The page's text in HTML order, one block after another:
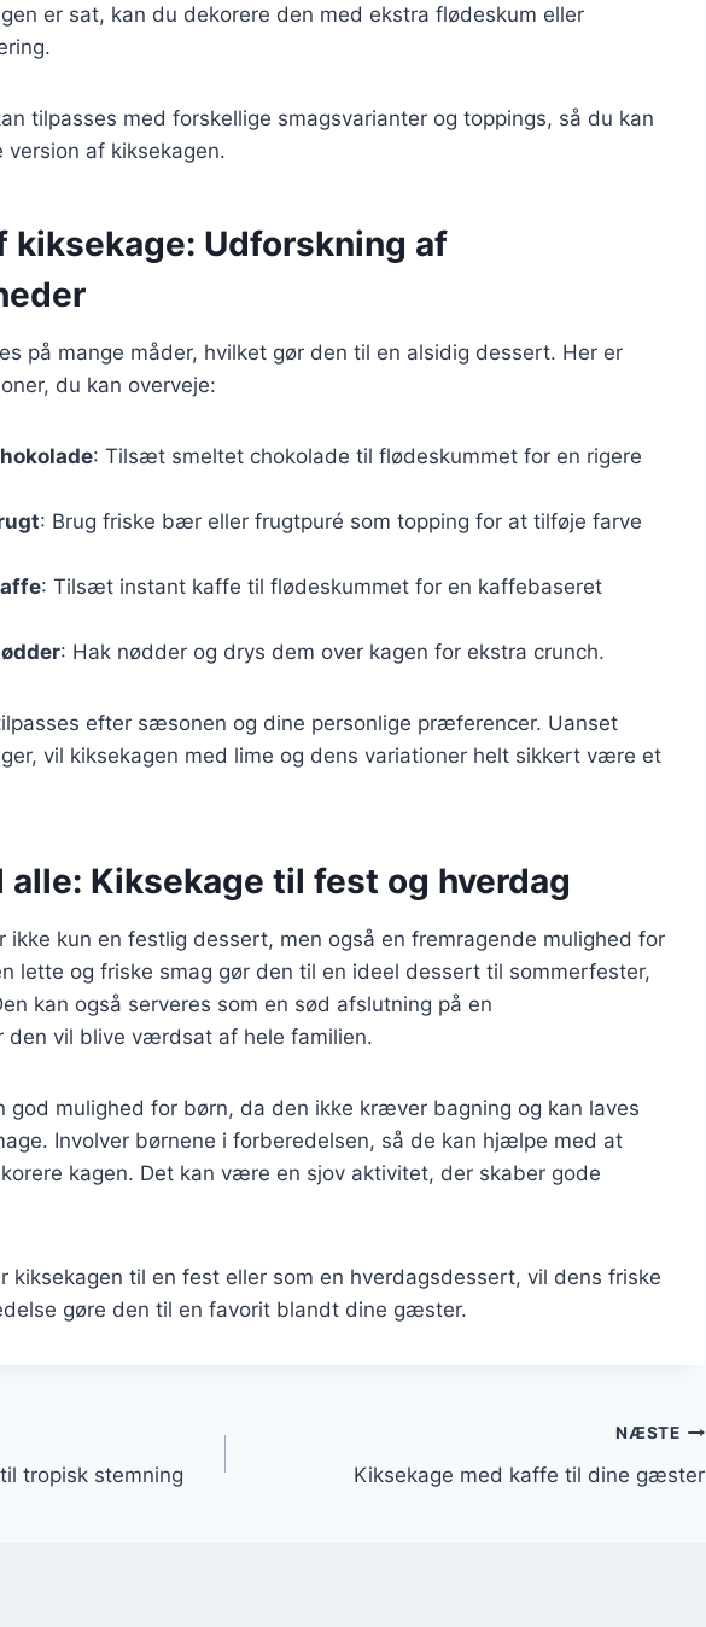
er sat, kan du dekorere den med ekstra flødeskum eller
tilpasses med forskellige smagsvarianter og toppings, så du kan
version af kiksekagen.
kiksekage: Udforskning af
på mange måder, hvilket gør den til en alsidig dessert. Her er
du kan overveje:
: Tilsæt smeltet chokolade til flødeskummet for en rigere
: Brug friske bær eller frugtpuré som topping for at tilføje farve
: Tilsæt instant kaffe til flødeskummet for en kaffebaseret
: Hak nødder og drys dem over kagen for ekstra crunch.
efter sæsonen og dine personlige præferencer. Uanset
vil kiksekagen med lime og dens variationer helt sikkert være et
Kiksekage til fest og hverdag
ikke kun en festlig dessert, men også en fremragende mulighed for
lette og friske smag gør den til en ideel dessert til sommerfester,
kan også serveres som en sød afslutning på en
den vil blive værdsat af hele familien.
god mulighed for børn, da den ikke kræver bagning og kan laves
Involver børnene i forberedelsen, så de kan hjælpe med at
kagen. Det kan være en sjov aktivitet, der skaber gode
kiksekagen til en fest eller som en hverdagsdessert, vil dens friske
gøre den til en favorit blandt dine gæster.
tropisk stemning
NÆSTE
Kiksekage med kaffe til dine gæster